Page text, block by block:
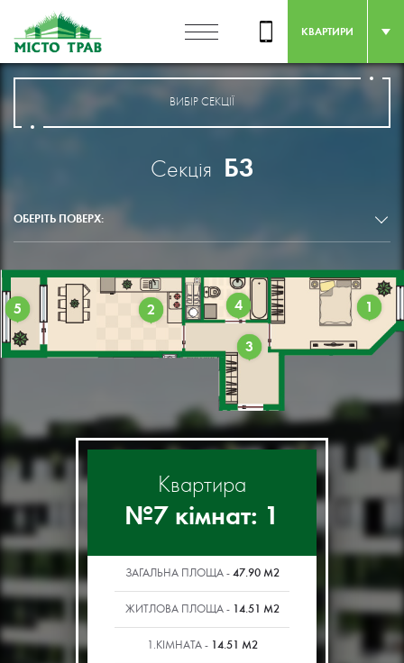
КВАРТИРИ
ВИБІР СЕКЦІЇ
Секція Б3
ОБЕРІТЬ ПОВЕРХ:
1
2
3
4
5
Квартира
№7 кімнат: 1
ЗАГАЛЬНА ПЛОЩА - 47.90 М2
ЖИТЛОВА ПЛОЩА - 14.51 М2
1.КІМНАТА - 14.51 М2